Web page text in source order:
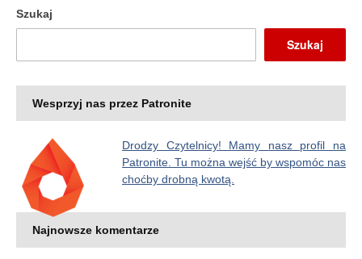
Szukaj
Szukaj
Wesprzyj nas przez Patronite
Drodzy Czytelnicy! Mamy nasz profil na
Patronite. Tu można wejść by wspomóc nas
choćby drobną kwotą.
Najnowsze komentarze